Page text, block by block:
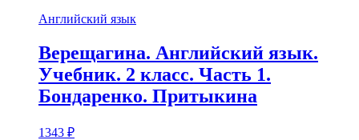
Английский язык
Верещагина. Английский язык.
Учебник. 2 класс. Часть 1.
Бондаренко. Притыкина
1343 ₽